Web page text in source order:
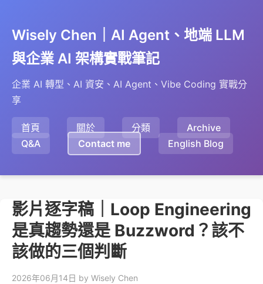
Wisely Chen｜AI Agent、地端 LLM
與企業 AI 架構實戰筆記
企業 AI 轉型、AI 資安、AI Agent、Vibe Coding 實戰分
享
首頁 關於 分類
Archive
Q&A
Contact me English Blog
影片逐字稿｜Loop Engineering
是真趨勢還是 Buzzword？該不
該做的三個判斷
2026年06月14日 by Wisely Chen